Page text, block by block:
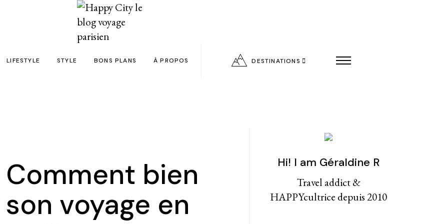
en 24h chrono
LIFESTYLE
Livres
Kids
STYLE
Tattoos
BONS PLANS À PROPOS
Politique de confidentialité
DESTINATIONS
bien
voyage en
Hi! I am Géraldine R
Travel addict &
HAPPYcultrice depuis 2010